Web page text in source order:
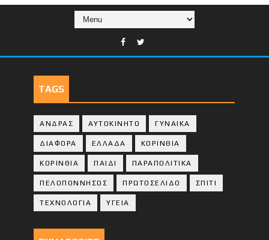
TAGS
ΑΝΔΡΑΣ ΑΥΤΟΚΙΝΗΤΟ ΓΥΝΑΙΚΑ
ΔΙΑΦΟΡΑ ΕΛΛΑΔΑ ΚΟΡΙΝΘΙΑ
ΚΟΡΙΝΘΙA ΠΑΙΔΙ ΠΑΡΑΠΟΛΙΤΙΚΑ
ΠΕΛΟΠΟΝΝΗΣΟΣ ΠΡΩΤΟΣΕΛΙΔΟ ΣΠΙΤΙ
ΤΕΧΝΟΛΟΓΙΑ ΥΓΕΙΑ